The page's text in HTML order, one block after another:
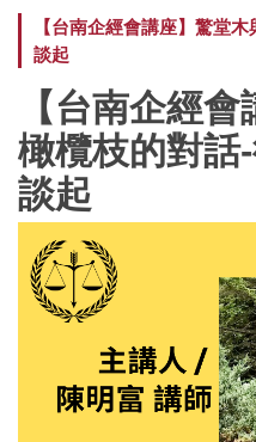
【台南企經會講座】驚堂
談起
【台南企經
橄欖枝的對話
談起